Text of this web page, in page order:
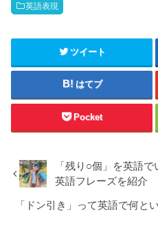
英語表現
ツイート
はてブ
Pocket
「残り○個」を英語
英語フレーズを紹介
「ドン引き」って英語で何と